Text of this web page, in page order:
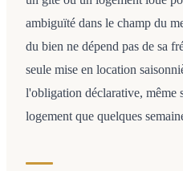
ambiguïté dans le champ du
du bien ne dépend pas de sa
seule mise en location
l'obligation déclarative, même
logement que quelques